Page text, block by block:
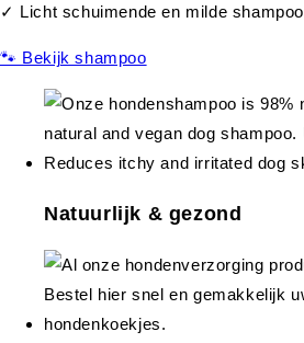
✓ Licht schuimende en milde shampoo
🐾 Bekijk shampoo
Natuurlijk & gezond